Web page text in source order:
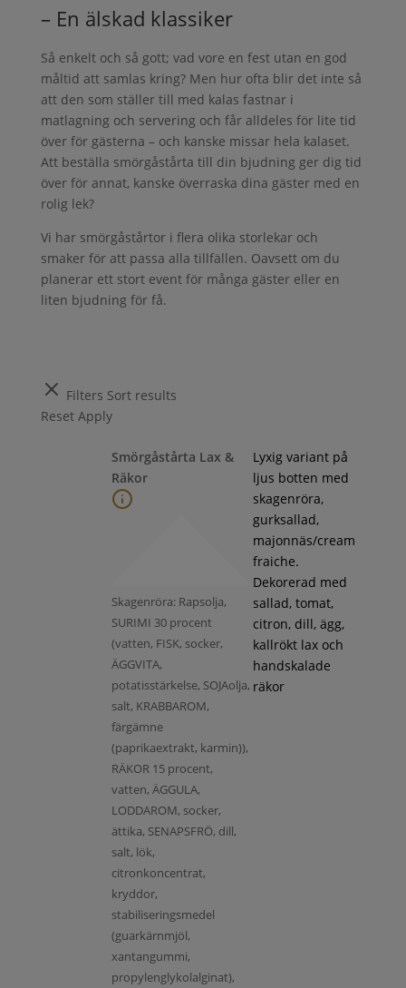
– En älskad klassiker
Så enkelt och så gott; vad vore en fest utan en god
måltid att samlas kring? Men hur ofta blir det inte så
att den som ställer till med kalas fastnar i
matlagning och servering och får alldeles för lite tid
över för gästerna – och kanske missar hela kalaset.
Att beställa smörgåstårta till din bjudning ger dig tid
över för annat, kanske överraska dina gäster med en
rolig lek?
Vi har smörgåstårtor i flera olika storlekar och
smaker för att passa alla tillfällen. Oavsett om du
planerar ett stort event för många gäster eller en
liten bjudning för få.
Filters Sort results
Reset Apply
Smörgåstårta Lax &
Räkor
Skagenröra: Rapsolja,
SURIMI 30 procent
(vatten, FISK, socker,
ÄGGVITA,
potatisstärkelse, SOJAolja,
salt, KRABBAROM,
färgämne
(paprikaextrakt, karmin)),
RÄKOR 15 procent,
vatten, ÄGGULA,
LODDAROM, socker,
ättika, SENAPSFRÖ, dill,
salt, lök,
citronkoncentrat,
kryddor,
stabiliseringsmedel
(guarkärnmjöl,
xantangummi,
propylenglykolalginat),
Lyxig variant på
ljus botten med
skagenröra,
gurksallad,
majonnäs/cream
fraiche.
Dekorerad med
sallad, tomat,
citron, dill, ägg,
kallrökt lax och
handskalade
räkor